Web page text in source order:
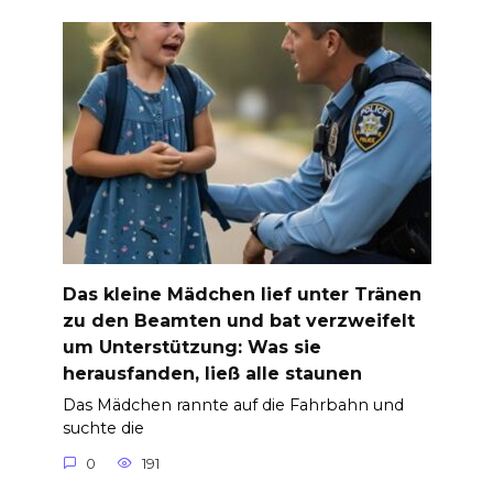
Das kleine Mädchen lief unter Tränen
zu den Beamten und bat verzweifelt
um Unterstützung: Was sie
herausfanden, ließ alle staunen
Das Mädchen rannte auf die Fahrbahn und
suchte die
0 191